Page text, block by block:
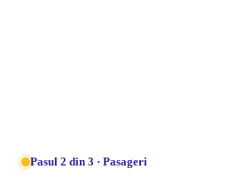
Pasul 2 din 3 · Pasageri